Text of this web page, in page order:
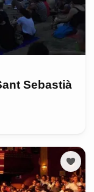
Sebastià